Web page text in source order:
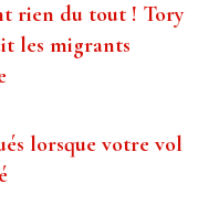
rien du tout ! Tory
les migrants
lorsque votre vol